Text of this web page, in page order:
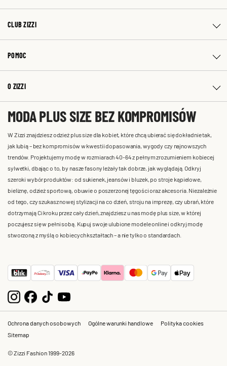
CLUB ZIZZI
POMOC
O ZIZZI
MODA PLUS SIZE BEZ KOMPROMISÓW
W Zizzi znajdziesz odzież plus size dla kobiet, które chcą ubierać się dokładnie tak,
jak lubią – bez kompromisów w kwestii dopasowania, wygody czy najnowszych
trendów. Projektujemy modę w rozmiarach 40-64 z pełnym zrozumieniem kobiecej
sylwetki, dbając o to, by nasze fasony leżały tak dobrze, jak wyglądają. Odkryj
szeroki wybór produktów: od sukienek, jeansów i bluzek, po stroje kąpielowe,
bieliznę, odzież sportową, obuwie o poszerzonej tęgości oraz akcesoria. Niezależnie
od tego, czy szukasz nowej stylizacji na co dzień, stroju na imprezę, czy ubrań, które
dotrzymają Ci kroku przez cały dzień, znajdziesz u nas modę plus size, w której
poczujesz się w pełni sobą. Kupuj swoje ulubione modele online i odkryj modę
stworzoną z myślą o kobiecych kształtach – a nie tylko o standardach.
Ochrona danych osobowych Ogólne warunki handlowe
Polityka cookies
Sitemap
© Zizzi Fashion 1999-2026